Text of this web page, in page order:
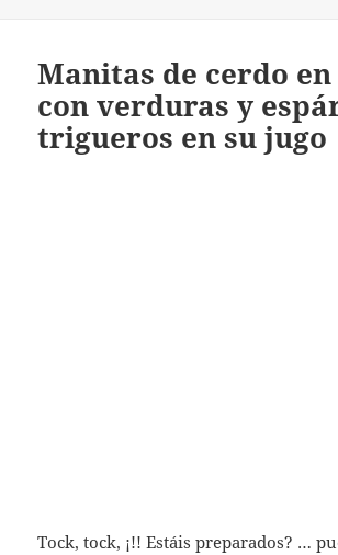
Manitas de cerdo
con verduras y
trigueros en su jugo
Tock, tock, ¡!! Estáis preparados? …